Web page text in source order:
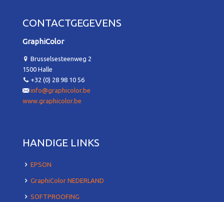
CONTACTGEGEVENS
GraphiColor
Brusselsesteenweg 2
1500 Halle
+32 (0) 28 98 10 56
info@graphicolor.be
www.graphicolor.be
HANDIGE LINKS
EPSON
GraphiColor NEDERLAND
SOFTPROOFING